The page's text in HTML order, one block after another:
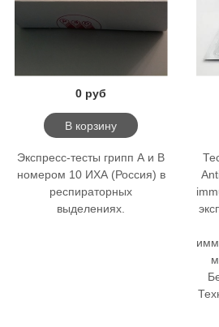
0 руб
В корзину
Экспресс-тесты грипп А и В
номером 10 ИХА (Россия) в
респираторных
выделениях.